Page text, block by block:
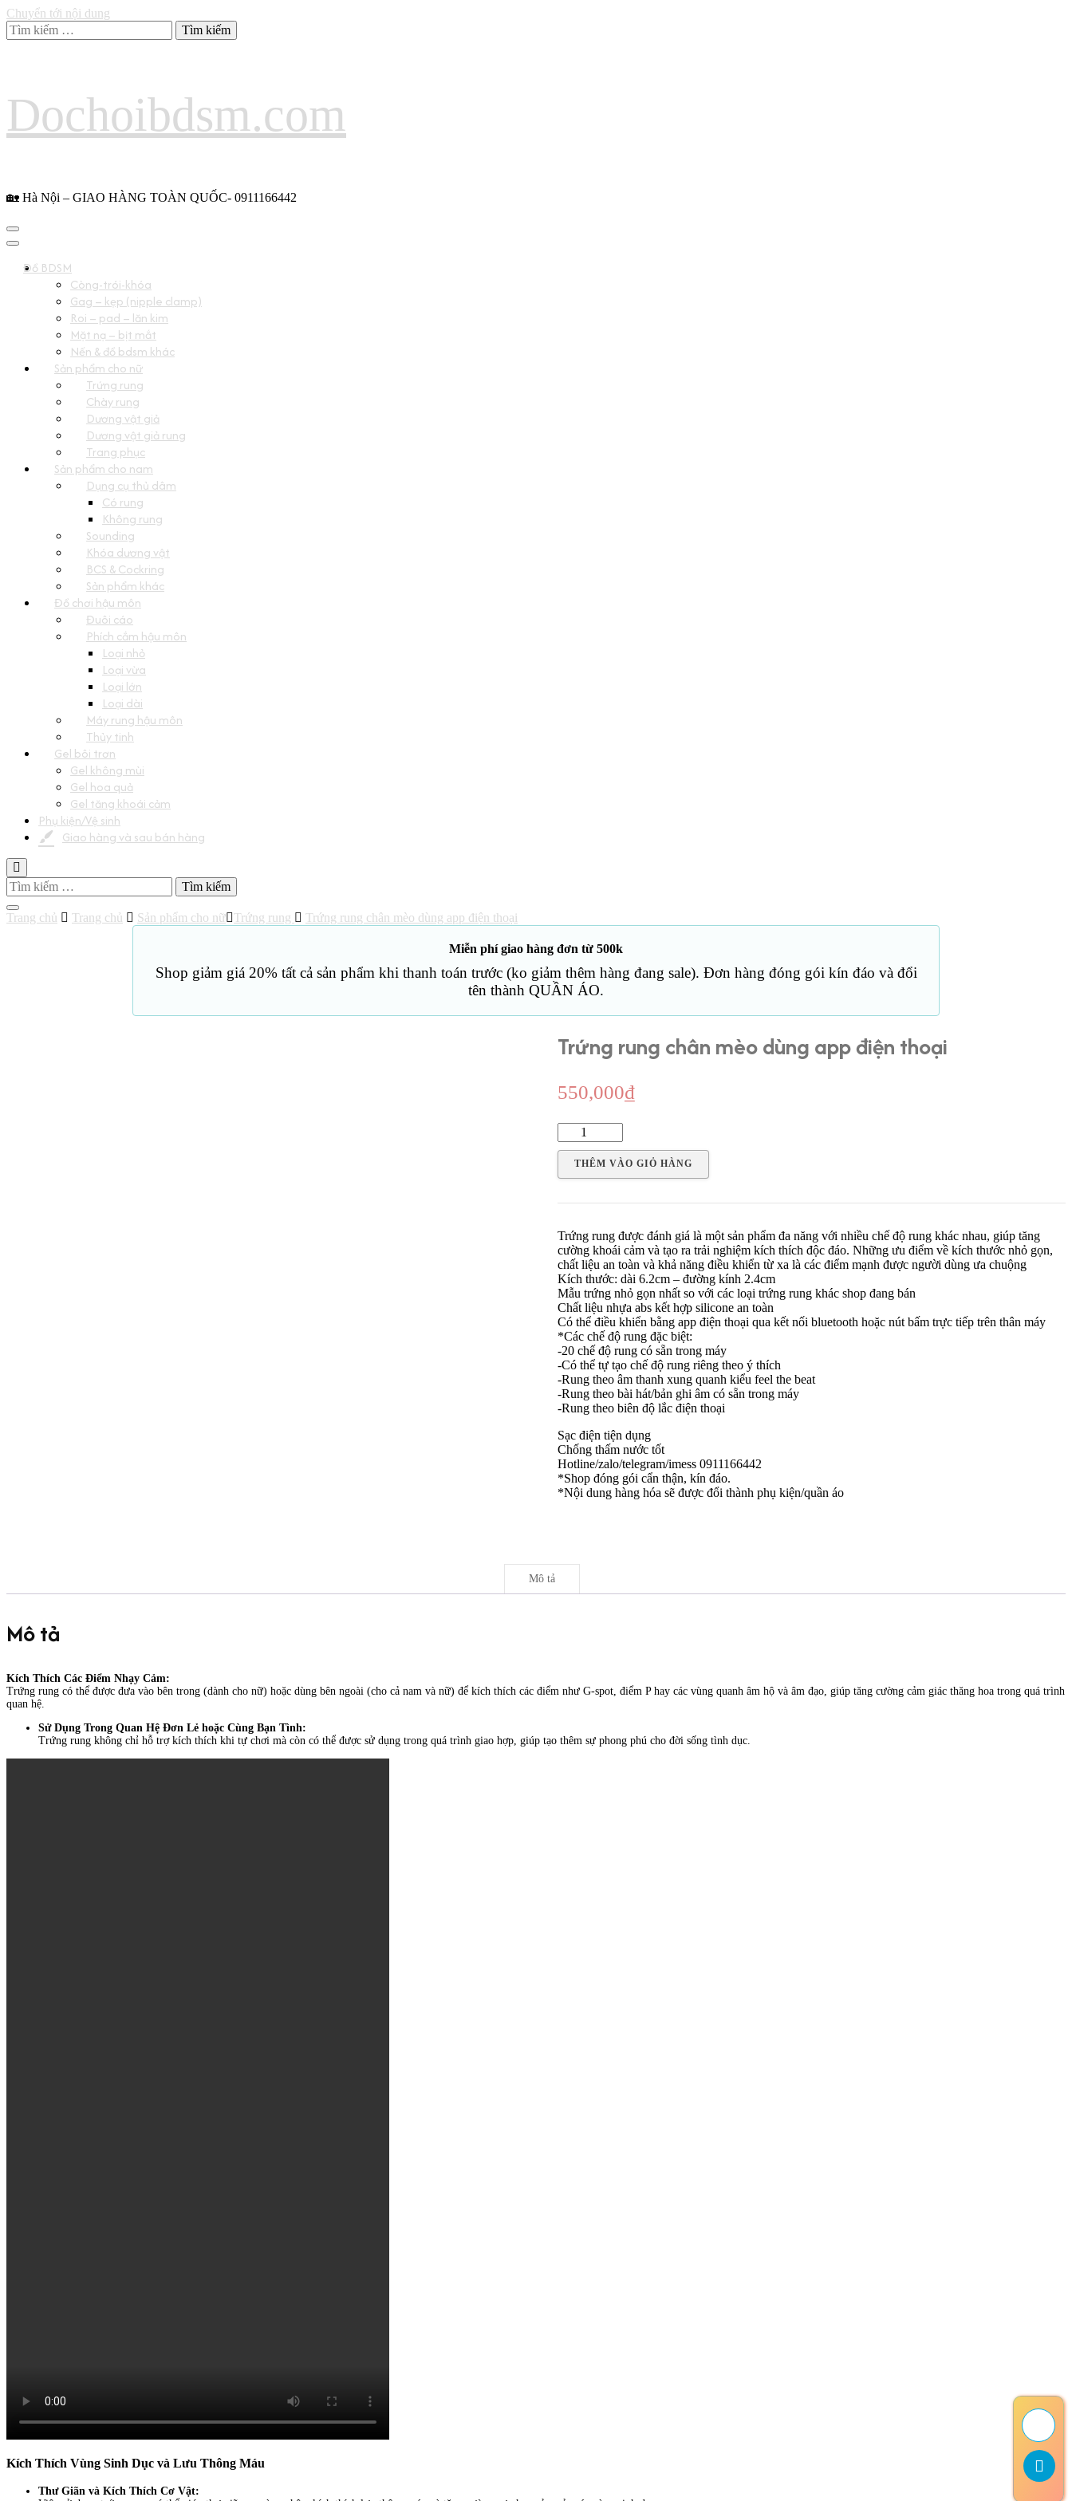
Chuyển tới nội dung
Tìm
kiếm
Dochoibdsm.com
🏡 Hà Nội – GIAO HÀNG TOÀN QUỐC- 0911166442
Đồ BDSM
Còng-trói-khóa
Gag – kẹp (nipple clamp)
Roi – pad – lăn kim
Mặt nạ – bịt mắt
Nến & đồ bdsm khác
Sản phẩm cho nữ
Trứng rung
Chày rung
Dương vật giả
Dương vật giả rung
Trang phục
Sản phẩm cho nam
Dụng cụ thủ dâm
Có rung
Không rung
Sounding
Khóa dương vật
BCS & Cockring
Sản phẩm khác
Đồ chơi hậu môn
Đuôi cáo
Phích cắm hậu môn
Loại nhỏ
Loại vừa
Loại lớn
Loại dài
Máy rung hậu môn
Thủy tinh
Gel bôi trơn
Gel không mùi
Gel hoa quả
Gel tăng khoái cảm
Phụ kiện/Vệ sinh
Giao hàng và sau bán hàng
Tìm
kiếm
cho:
Trang chủ Trang chủ Sản phẩm cho nữ Trứng rung Trứng rung chân mèo dùng app điện thoại
Miễn phí giao hàng đơn từ 500k
Shop giảm giá 20% tất cả sản phẩm khi thanh toán trước (ko giảm thêm hàng đang sale). Đơn hàng đóng gói kín đáo và đổi
tên thành QUẦN ÁO.
Trứng rung chân mèo dùng app điện thoại
550,000₫
Trứng
rung
chân
app
thoại
số
lượng
THÊM VÀO GIỎ HÀNG
Trứng rung được đánh giá là một sản phẩm đa năng với nhiều chế độ rung khác nhau, giúp tăng
cường khoái cảm và tạo ra trải nghiệm kích thích độc đáo. Những ưu điểm về kích thước nhỏ gọn,
chất liệu an toàn và khả năng điều khiển từ xa là các điểm mạnh được người dùng ưa chuộng
Kích thước: dài 6.2cm – đường kính 2.4cm
Mẫu trứng nhỏ gọn nhất so với các loại trứng rung khác shop đang bán
Chất liệu nhựa abs kết hợp silicone an toàn
Có thể điều khiển bằng app điện thoại qua kết nối bluetooth hoặc nút bấm trực tiếp trên thân máy
*Các chế độ rung đặc biệt:
-20 chế độ rung có sẵn trong máy
-Có thể tự tạo chế độ rung riêng theo ý thích
-Rung theo âm thanh xung quanh kiểu feel the beat
-Rung theo bài hát/bản ghi âm có sẵn trong máy
-Rung theo biên độ lắc điện thoại
Sạc điện tiện dụng
Chống thấm nước tốt
Hotline/zalo/telegram/imess 0911166442
*Shop đóng gói cẩn thận, kín đáo.
*Nội dung hàng hóa sẽ được đổi thành phụ kiện/quần áo
Mô tả
Mô tả
Kích Thích Các Điểm Nhạy Cảm:
Trứng rung có thể được đưa vào bên trong (dành cho nữ) hoặc dùng bên ngoài (cho cả nam và nữ) để kích thích các điểm như G-spot, điểm P hay các vùng quanh âm hộ và âm đạo, giúp tăng cường cảm giác thăng hoa trong quá trình
quan hệ.
Sử Dụng Trong Quan Hệ Đơn Lẻ hoặc Cùng Bạn Tình:
Trứng rung không chỉ hỗ trợ kích thích khi tự chơi mà còn có thể được sử dụng trong quá trình giao hợp, giúp tạo thêm sự phong phú cho đời sống tình dục.
Kích Thích Vùng Sinh Dục và Lưu Thông Máu
Thư Giãn và Kích Thích Cơ Vật: